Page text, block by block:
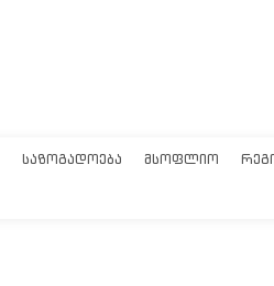
ᲡᲐᲖᲝᲒᲐᲓᲝᲔᲑᲐ ᲛᲡᲝᲤᲚᲘᲝ